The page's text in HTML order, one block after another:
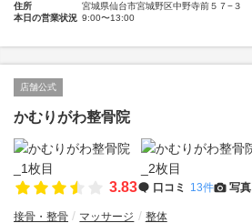
住所
宮城県仙台市宮城野区中野寺前５７−３
本日の営業状況 9:00〜13:00
店舗公式
かむりがわ整骨院
3.83 口コミ 13件 写真
接骨・整骨 マッサージ 整体